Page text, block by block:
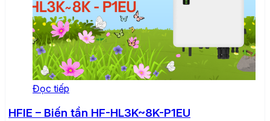
Đọc tiếp
HFIE – Biến tần HF-HL3K~8K-P1EU